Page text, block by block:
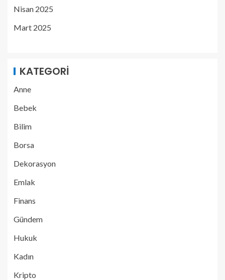
Nisan 2025
Mart 2025
KATEGORI
Anne
Bebek
Bilim
Borsa
Dekorasyon
Emlak
Finans
Gündem
Hukuk
Kadın
Kripto